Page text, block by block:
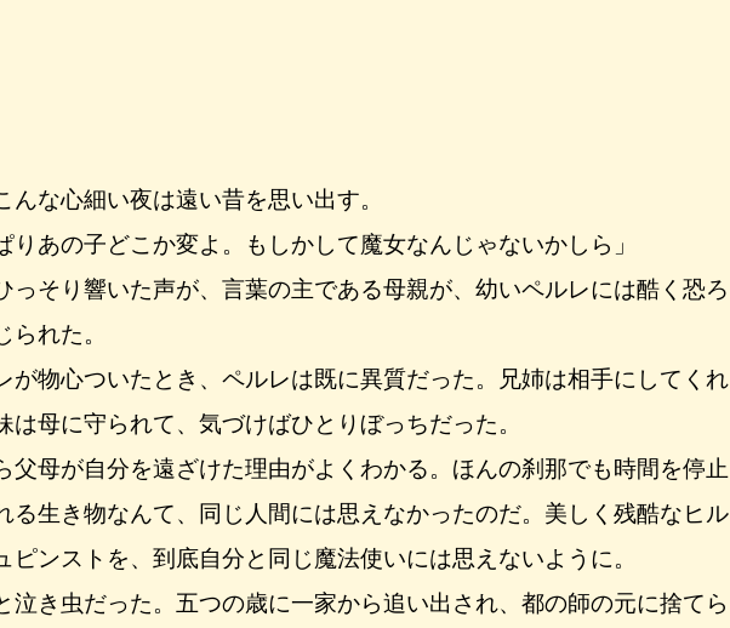
な心細い夜は遠い昔を思い出す。
りあの子どこか変よ。もしかして魔女なんじゃないかしら」
そり響いた声が、言葉の主である母親が、幼いペルレには酷く恐ろ
られた。
物心ついたとき、ペルレは既に異質だった。兄姉は相手にしてくれ
は母に守られて、気づけばひとりぼっちだった。
母が自分を遠ざけた理由がよくわかる。ほんの刹那でも時間を停止
る生き物なんて、同じ人間には思えなかったのだ。美しく残酷なヒル
ピンストを、到底自分と同じ魔法使いには思えないように。
き虫だった。五つの歳に一家から追い出され、都の師の元に捨てら